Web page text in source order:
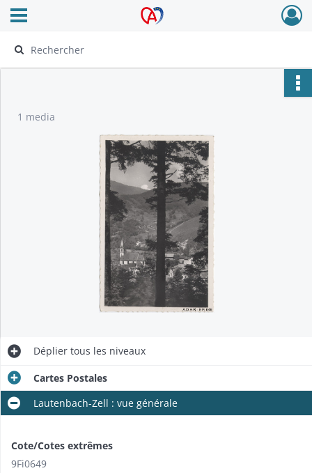
Archives Alsace - Colmar
Ouvrir le menu déroulant
1 media
Déplier tous les niveaux
Cartes Postales
Lautenbach-Zell : vue générale
Cote/Cotes extrêmes
9Fi0649